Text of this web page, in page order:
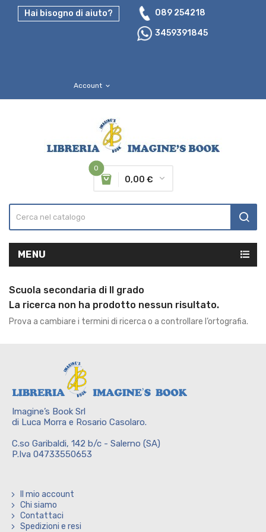
Hai bisogno di aiuto?
089 254218
3459391845
Account expand_more
0
0,00 €
MENU
Scuola secondaria di II grado
La ricerca non ha prodotto nessun risultato.
Prova a cambiare i termini di ricerca o a controllare l’ortografia.
Imagine’s Book Srl
di Luca Morra e Rosario Casolaro.
C.so Garibaldi, 142 b/c - Salerno (SA)
P.Iva 04733550653
Il mio account
Chi siamo
Contattaci
Spedizioni e resi